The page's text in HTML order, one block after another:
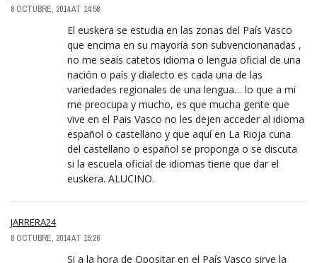
8 OCTUBRE, 2014 AT 14:58
El euskera se estudia en las zonas del País Vasco
que encima en su mayoría son subvencionanadas ,
no me seaís catetos idioma o lengua oficial de una
nación o país y dialecto es cada una de las
variedades regionales de una lengua… lo que a mi
me preocupa y mucho, es que mucha gente que
vive en el Pais Vasco no les dejen acceder al idioma
español o castellano y que aquí en La Rioja cuna
del castellano o español se proponga o se discuta
si la escuela oficial de idiomas tiene que dar el
euskera. ALUCINO.
JARRERA24
8 OCTUBRE, 2014 AT 15:26
Si a la hora de Opositar en el País Vasco sirve la